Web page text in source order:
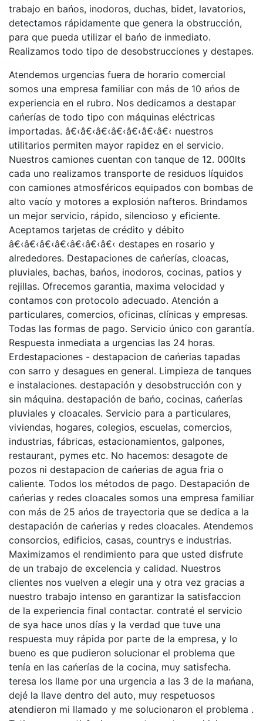
trabajo en bańos, inodoros, duchas, bidet, lavatorios,
detectamos rápidamente que genera la obstrucción,
para que pueda utilizar el bańo de inmediato.
Realizamos todo tipo de desobstrucciones y destapes.
Atendemos urgencias fuera de horario comercial
somos una empresa familiar con más de 10 ańos de
experiencia en el rubro. Nos dedicamos a destapar
cańerías de todo tipo con máquinas eléctricas
importadas. â€‹â€‹â€‹â€‹â€‹â€‹â€‹ nuestros
utilitarios permiten mayor rapidez en el servicio.
Nuestros camiones cuentan con tanque de 12. 000lts
cada uno realizamos transporte de residuos líquidos
con camiones atmosféricos equipados con bombas de
alto vacío y motores a explosión nafteros. Brindamos
un mejor servicio, rápido, silencioso y eficiente.
Aceptamos tarjetas de crédito y débito
â€‹â€‹â€‹â€‹â€‹â€‹â€‹ destapes en rosario y
alrededores. Destapaciones de cańerías, cloacas,
pluviales, bachas, bańos, inodoros, cocinas, patios y
rejillas. Ofrecemos garantia, maxima velocidad y
contamos con protocolo adecuado. Atención a
particulares, comercios, oficinas, clínicas y empresas.
Todas las formas de pago. Servicio único con garantía.
Respuesta inmediata a urgencias las 24 horas.
Erdestapaciones - destapacion de cańerias tapadas
con sarro y desagues en general. Limpieza de tanques
e instalaciones. destapación y desobstrucción con y
sin máquina. destapación de bańo, cocinas, cańerías
pluviales y cloacales. Servicio para a particulares,
viviendas, hogares, colegios, escuelas, comercios,
industrias, fábricas, estacionamientos, galpones,
restaurant, pymes etc. No hacemos: desagote de
pozos ni destapacion de cańerias de agua fria o
caliente. Todos los métodos de pago. Destapación de
cańerias y redes cloacales somos una empresa familiar
con más de 25 ańos de trayectoria que se dedica a la
destapación de cańerias y redes cloacales. Atendemos
consorcios, edificios, casas, countrys e industrias.
Maximizamos el rendimiento para que usted disfrute
de un trabajo de excelencia y calidad. Nuestros
clientes nos vuelven a elegir una y otra vez gracias a
nuestro trabajo intenso en garantizar la satisfaccion
de la experiencia final contactar. contraté el servicio
de sya hace unos días y la verdad que tuve una
respuesta muy rápida por parte de la empresa, y lo
bueno es que pudieron solucionar el problema que
tenía en las cańerías de la cocina, muy satisfecha.
teresa los llame por una urgencia a las 3 de la mańana,
dejé la llave dentro del auto, muy respetuosos
atendieron mi llamado y me solucionaron el problema .